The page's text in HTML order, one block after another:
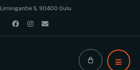
Limingantie 5, 90400 Oulu